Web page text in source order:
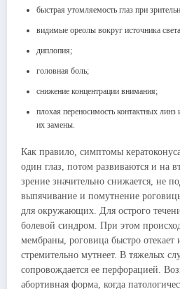
быстрая утомляемость глаз при
видимые ореолы вокруг источника
диплопия;
головная боль;
снижение концентрации внимания;
плохая переносимость контактных линз
их замены.
Как правило, симптомы
один глаз, потом развиваются и на
зрение значительно снижается, не
выпячивание и помутнение
для окружающих. Для острого
болевой синдром. При этом
мембраны, роговица быстро
стремительно мутнеет. В тяжелых
сопровождается ее перфорацией.
абортивная форма, когда